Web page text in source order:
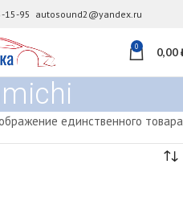
15-95 autosound2@yandex.ru
0 0,00
единственного товара